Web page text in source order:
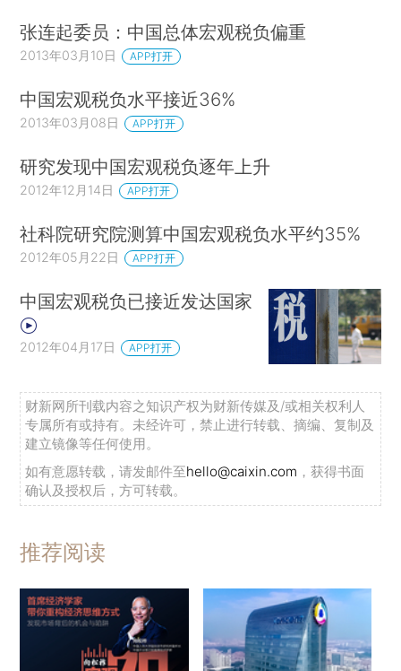
张连起委员：中国总体宏观税负偏重
2013年03月10日 APP打开
中国宏观税负水平接近36%
2013年03月08日 APP打开
研究发现中国宏观税负逐年上升
2012年12月14日 APP打开
社科院研究院测算中国宏观税负水平约35%
2012年05月22日 APP打开
中国宏观税负已接近发达国家
2012年04月17日 APP打开
财新网所刊载内容之知识产权为财新传媒及/或相关权利人
专属所有或持有。未经许可，禁止进行转载、摘编、复制及
建立镜像等任何使用。
如有意愿转载，请发邮件至hello@caixin.com ，获得书面
确认及授权后，方可转载。
推荐阅读